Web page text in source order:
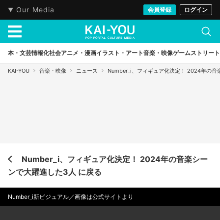
Our Media 会員登録 ログイン
本・文芸情報化社会アニメ・漫画イラスト・アート音楽・映像ゲームストリート
KAI-YOU 音楽・映像 ニュース Number_i、フィギュア化決定！ 2024年の音
Number_i、フィギュア化決定！ 2024年の音楽シー
ンで大躍進した3人 に戻る
Number_i新ビジュアル／画像は公式サイトより